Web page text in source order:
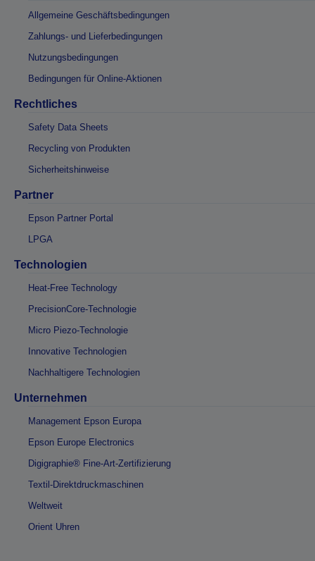
Allgemeine Geschäftsbedingungen
Zahlungs- und Lieferbedingungen
Nutzungsbedingungen
Bedingungen für Online-Aktionen
Rechtliches
Safety Data Sheets
Recycling von Produkten
Sicherheitshinweise
Partner
Epson Partner Portal
LPGA
Technologien
Heat-Free Technology
PrecisionCore-Technologie
Micro Piezo-Technologie
Innovative Technologien
Nachhaltigere Technologien
Unternehmen
Management Epson Europa
Epson Europe Electronics
Digigraphie® Fine-Art-Zertifizierung
Textil-Direktdruckmaschinen
Weltweit
Orient Uhren